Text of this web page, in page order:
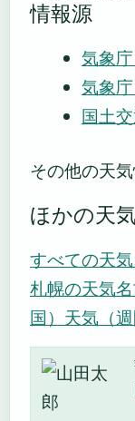
情報源
気象
気象
国土
その他の天
ほかの天
すべての天
札幌の天気
国） 天気（週